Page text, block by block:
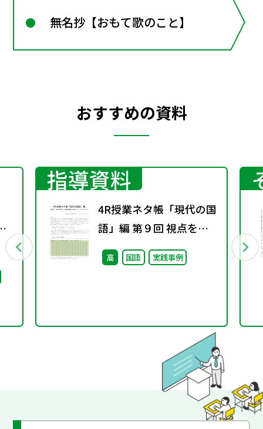
無名抄【おもて歌のこと】
おすすめの資料
指導資料
4R授業ネタ帳「現代の国
語」編 第９回 視点を変
え、発想を豊かにするト
レーニング（２）
高 国語 実践事例